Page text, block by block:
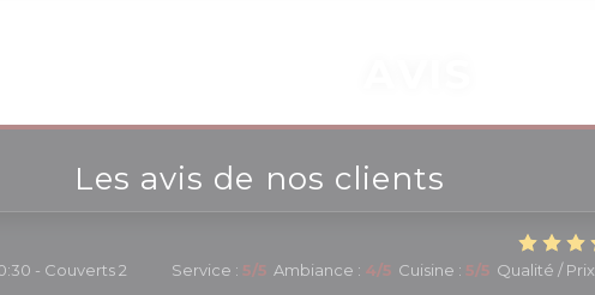
Les avis de nos clients
- Couverts 2 Service : 5/5 Ambiance : 4/5 Cuisine : 5/5 Qualité / Prix